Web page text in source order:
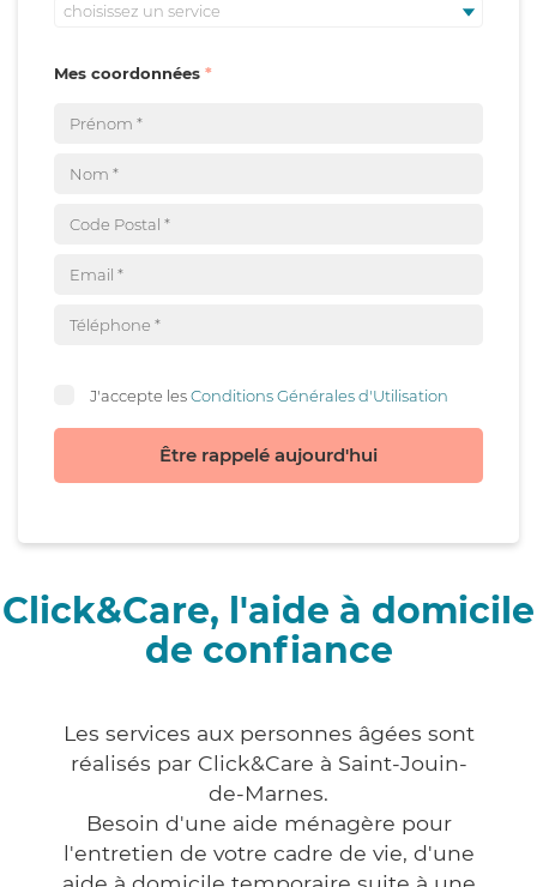
choisissez un service
Mes coordonnées
J'accepte lesConditions Générales d'Utilisation
Être rappelé aujourd'hui
Click&Care, l'aide à domicile
de confiance
Les services aux personnes âgées sont
réalisés par Click&Care à Saint-Jouin-
de-Marnes.
Besoin d'une aide ménagère pour
l'entretien de votre cadre de vie, d'une